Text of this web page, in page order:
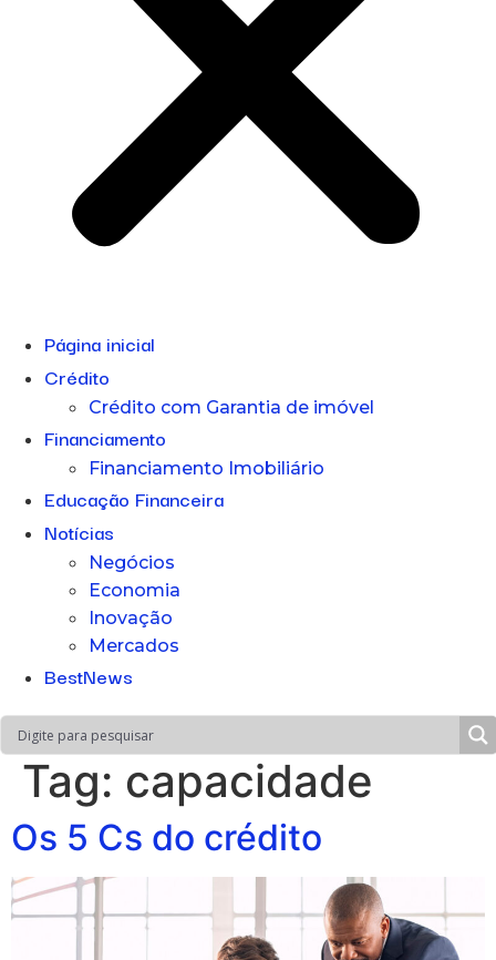
Página inicial
Crédito
Crédito com Garantia de imóvel
Financiamento
Financiamento Imobiliário
Educação Financeira
Notícias
Negócios
Economia
Inovação
Mercados
BestNews
Tag: capacidade
Os 5 Cs do crédito